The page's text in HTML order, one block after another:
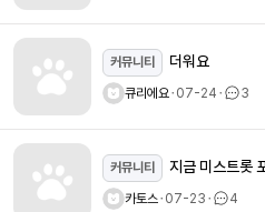
커뮤니티 더워요
큐리에요ㆍ07-24ㆍ 3
커뮤니티 지금 미스트롯
카토스ㆍ07-23ㆍ 4